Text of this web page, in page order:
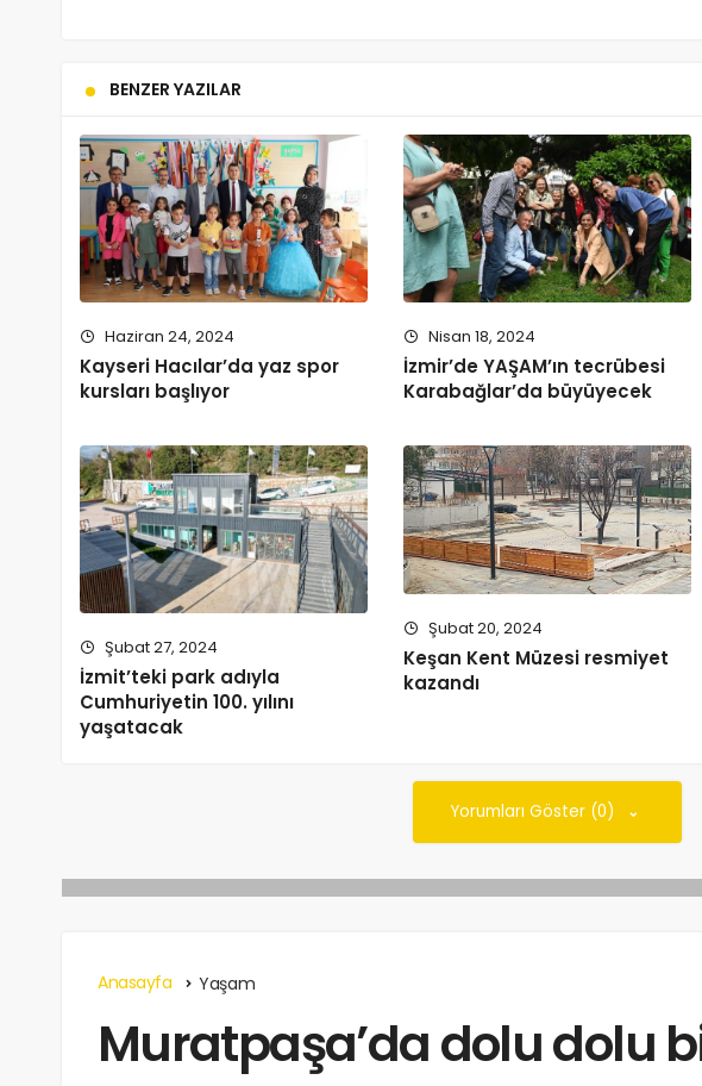
BENZER YAZILAR
Haziran 24, 2024
Kayseri Hacılar’da yaz spor
kursları başlıyor
Nisan 18, 2024
İzmir’de YAŞAM’ın tecrübesi
Karabağlar’da büyüyecek
Şubat 27, 2024
İzmit’teki park adıyla
Cumhuriyetin 100. yılını
yaşatacak
Şubat 20, 2024
Keşan Kent Müzesi resmiyet
kazandı
Yorumları Göster (0)
Anasayfa Yaşam
Muratpaşa’da dolu dolu